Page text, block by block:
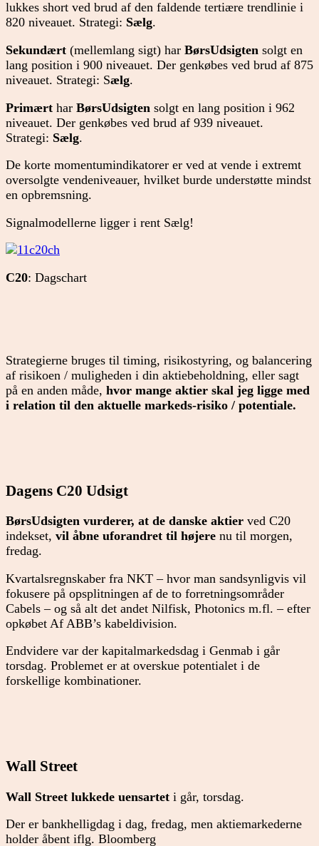
lukkes short ved brud af den faldende tertiære trendlinie i
820 niveauet. Strategi: Sælg.
Sekundært (mellemlang sigt) har BørsUdsigten solgt en
lang position i 900 niveauet. Der genkøbes ved brud af 875
niveauet. Strategi: Sælg.
Primært har BørsUdsigten solgt en lang position i 962
niveauet. Der genkøbes ved brud af 939 niveauet.
Strategi: Sælg.
De korte momentumindikatorer er ved at vende i extremt
oversolgte vendeniveauer, hvilket burde understøtte mindst
en opbremsning.
Signalmodellerne ligger i rent Sælg!
C20: Dagschart
Strategierne bruges til timing, risikostyring, og balancering
af risikoen / muligheden i din aktiebeholdning, eller sagt
på en anden måde, hvor mange aktier skal jeg ligge med
i relation til den aktuelle markeds-risiko / potentiale.
Dagens C20 Udsigt
BørsUdsigten vurderer, at de danske aktier ved C20
indekset, vil åbne uforandret til højere nu til morgen,
fredag.
Kvartalsregnskaber fra NKT – hvor man sandsynligvis vil
fokusere på opsplitningen af de to forretningsområder
Cabels – og så alt det andet Nilfisk, Photonics m.fl. – efter
opkøbet Af ABB’s kabeldivision.
Endvidere var der kapitalmarkedsdag i Genmab i går
torsdag. Problemet er at overskue potentialet i de
forskellige kombinationer.
Wall Street
Wall Street lukkede uensartet i går, torsdag.
Der er bankhelligdag i dag, fredag, men aktiemarkederne
holder åbent iflg. Bloomberg